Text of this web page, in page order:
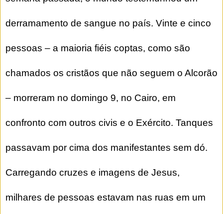
derramamento de sangue no país. Vinte e cinco
pessoas – a maioria fiéis coptas, como são
chamados os cristãos que não seguem o Alcorão
– morreram no domingo 9, no Cairo, em
confronto com outros civis e o Exército. Tanques
passavam por cima dos manifestantes sem dó.
Carregando cruzes e imagens de Jesus,
milhares de pessoas estavam nas ruas em um